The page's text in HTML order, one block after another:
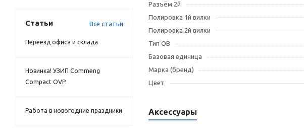
Разъём 2й
Полировка 1й вилки
Полировка 2й вилки
Тип OB
Базовая единица
Марка (бренд)
Цвет
Аксессуары
Статьи Все статьи
Переезд офиса и склада
Новинка! УЗИП Commeng
Compact OVP
Работа в новогодние праздники